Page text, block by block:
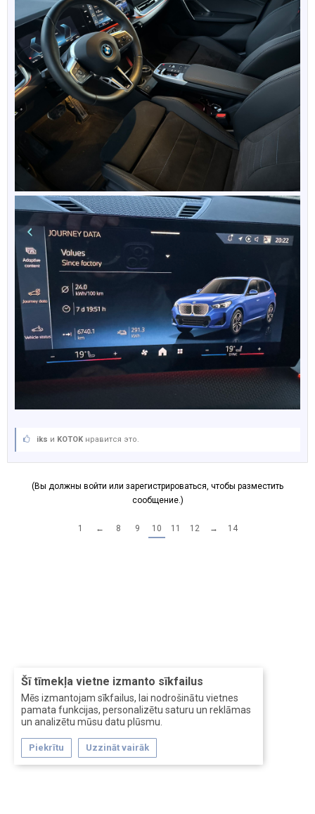
Šī tīmekļa vietne izmanto sīkfailus
Mēs izmantojam sīkfailus, lai nodrošinātu vietnes
pamata funkcijas, personalizētu saturu un reklāmas
un analizētu mūsu datu plūsmu.
Piekrītu Uzzināt vairāk
iks и KOTOK нравится это.
(Вы должны войти или зарегистрироваться, чтобы разместить
сообщение.)
1 ← 8 9 10 11 12 → 14